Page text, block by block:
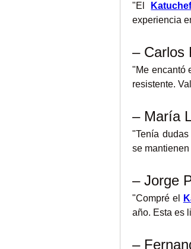
"El
experiencia
– Carlos
"Me encantó
resistente.
– María
"Tenía
se
– Jorge
"Compré el
año. Esta es
–